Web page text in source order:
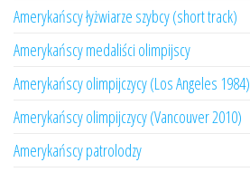
Amerykańscy łyżwiarze szybcy (short track)
Amerykańscy medaliści olimpijscy
Amerykańscy olimpijczycy (Los Angeles 1984)
Amerykańscy olimpijczycy (Vancouver 2010)
Amerykańscy patrolodzy